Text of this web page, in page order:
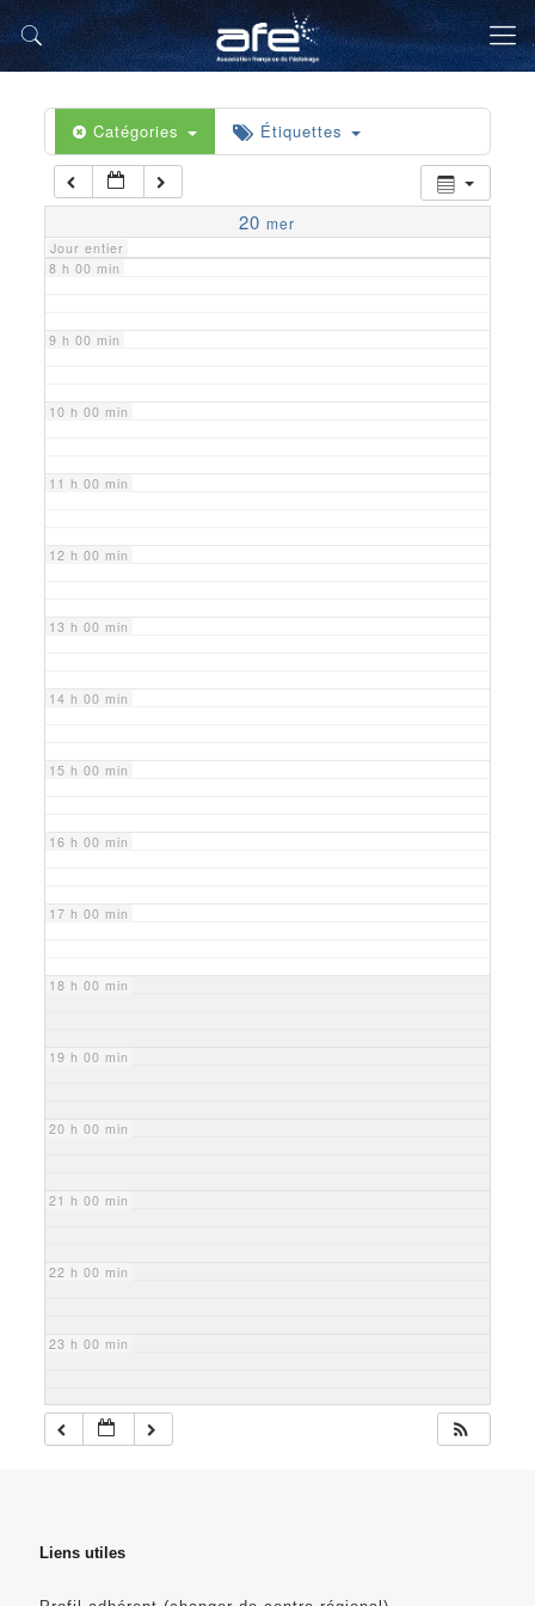
Catégories Étiquettes
20 mer
Jour entier
5 h 00 min
6 h 00 min
7 h 00 min
8 h 00 min
9 h 00 min
10 h 00 min
11 h 00 min
12 h 00 min
13 h 00 min
14 h 00 min
15 h 00 min
16 h 00 min
17 h 00 min
18 h 00 min
19 h 00 min
20 h 00 min
21 h 00 min
22 h 00 min
23 h 00 min
Liens utiles